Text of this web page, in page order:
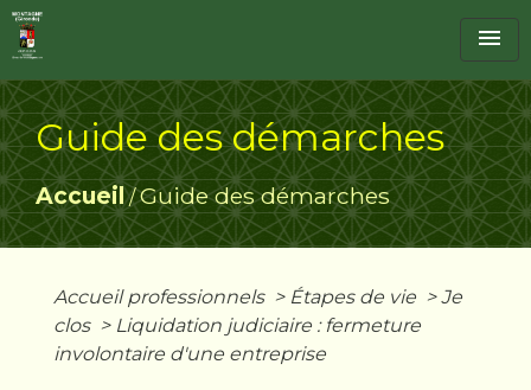
menu
Guide des démarches
Accueil/Guide des démarches
Accueil professionnels > Étapes de vie > Je
clos > Liquidation judiciaire : fermeture
involontaire d'une entreprise